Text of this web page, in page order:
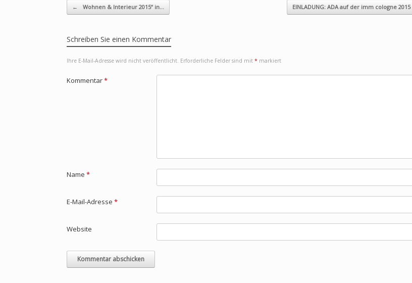
Beitragsnavigation
← Wohnen & Interieur 2015“ in… EINLADUNG: ADA auf der imm cologne 2015
Schreiben Sie einen Kommentar
Ihre E-Mail-Adresse wird nicht veröffentlicht. Erforderliche Felder sind mit * markiert
Kommentar*
Name *
E-Mail-Adresse *
Website